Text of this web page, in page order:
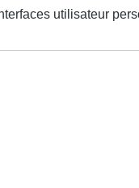
utilisateur